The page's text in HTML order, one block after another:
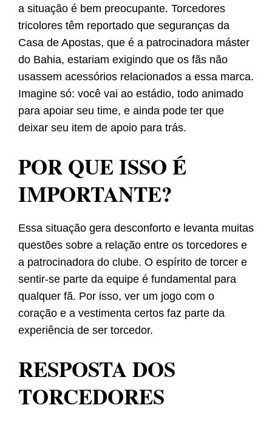
a situação é bem preocupante. Torcedores
tricolores têm reportado que seguranças da
Casa de Apostas, que é a patrocinadora máster
do Bahia, estariam exigindo que os fãs não
usassem acessórios relacionados a essa marca.
Imagine só: você vai ao estádio, todo animado
para apoiar seu time, e ainda pode ter que
deixar seu item de apoio para trás.
POR QUE ISSO É
IMPORTANTE?
Essa situação gera desconforto e levanta muitas
questões sobre a relação entre os torcedores e
a patrocinadora do clube. O espírito de torcer e
sentir-se parte da equipe é fundamental para
qualquer fã. Por isso, ver um jogo com o
coração e a vestimenta certos faz parte da
experiência de ser torcedor.
RESPOSTA DOS
TORCEDORES